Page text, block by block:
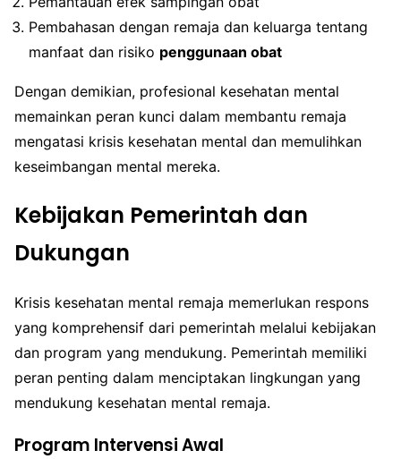
Pembahasan dengan remaja dan keluarga tentang
manfaat dan risiko penggunaan obat
Dengan demikian, profesional kesehatan mental
memainkan peran kunci dalam membantu remaja
mengatasi krisis kesehatan mental dan memulihkan
keseimbangan mental mereka.
Kebijakan Pemerintah dan
Dukungan
Krisis kesehatan mental remaja memerlukan respons
yang komprehensif dari pemerintah melalui kebijakan
dan program yang mendukung. Pemerintah memiliki
peran penting dalam menciptakan lingkungan yang
mendukung kesehatan mental remaja.
Program Intervensi Awal